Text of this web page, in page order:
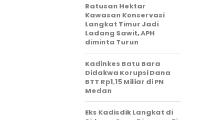
Ratusan Hektar
Kawasan Konservasi
Langkat Timur Jadi
Ladang Sawit, APH
diminta Turun
Kadinkes Batu Bara
Didakwa Korupsi Dana
BTT Rp1,15 Miliar di PN
Medan
Eks Kadisdik Langkat di